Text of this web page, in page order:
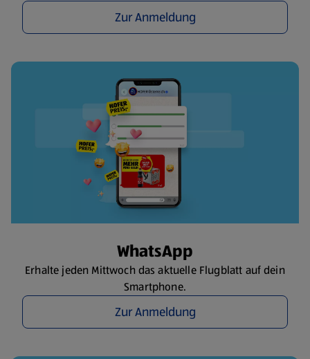
Zur Anmeldung
WhatsApp
Erhalte jeden Mittwoch das aktuelle Flugblatt auf dein
Smartphone.
Zur Anmeldung